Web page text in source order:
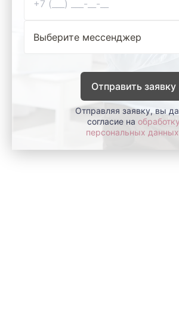
Отправить заявку
Отправляя заявку, вы
согласие на обработку
персональных данных